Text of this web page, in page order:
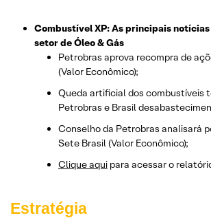
Combustível XP: As principais notícias
setor de Óleo & Gás
Petrobras aprova recompra de
(Valor Econômico);
Queda artificial dos combustíveis
Petrobras e Brasil
Conselho da Petrobras analisará
Sete Brasil (Valor Econômico);
Clique aqui para acessar o
Estratégia